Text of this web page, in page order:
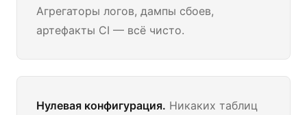
Агрегаторы логов, дампы сбоев,
артефакты CI — всё чисто.
Нулевая конфигурация. Никаких таблиц